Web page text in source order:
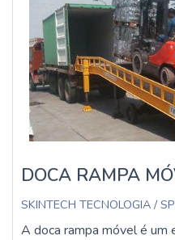
DOCA RAMPA
SKINTECH TECNOLOGIA / SP
A doca rampa móvel é um